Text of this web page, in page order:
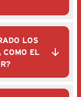
LOS
COMO EL